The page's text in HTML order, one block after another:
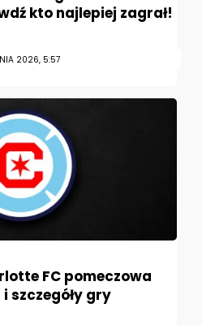
kto najlepiej zagrał!
2026, 5:57
FC pomeczowa
szczegóły gry